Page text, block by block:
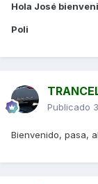
Hola José
Poli
Publicado
Bienvenido, pasa,